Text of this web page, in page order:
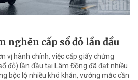
nghẽn cấp sổ đỏ lần đầu
vị hành chính, việc cấp giấy chứng
đỏ) lần đầu tại Lâm Đồng đã đạt nhiều
bộc lộ nhiều khó khăn, vướng mắc cần